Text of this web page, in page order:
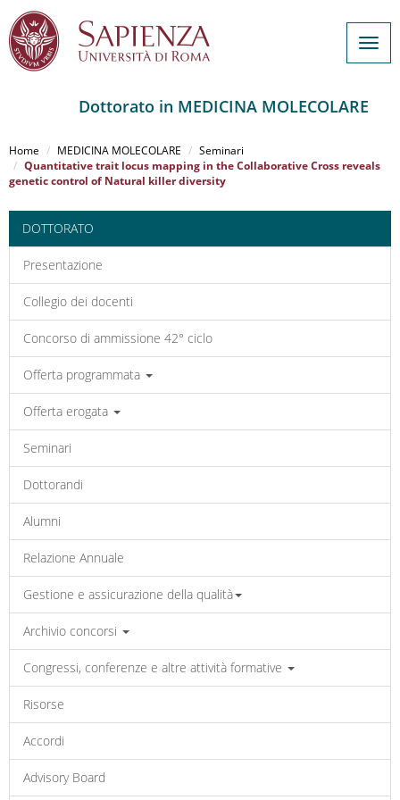
al
contenuto
principale
Dottorato in MEDICINA MOLECOLARE
Home MEDICINA MOLECOLARE
Seminari
Quantitative trait locus mapping in the Collaborative Cross reveals
genetic control of Natural killer diversity
DOTTORATO
Presentazione
Collegio dei docenti
Concorso di ammissione 42° ciclo
Offerta programmata
Offerta erogata
Seminari
Dottorandi
Alumni
Relazione Annuale
Gestione e assicurazione della qualità
Archivio concorsi
Congressi, conferenze e altre attività formative
Risorse
Accordi
Advisory Board